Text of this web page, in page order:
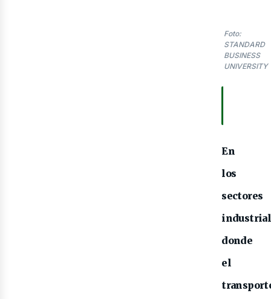
Foto:
STANDARD
BUSINESS
UNIVERSITY
En
los
sectores
donde
el